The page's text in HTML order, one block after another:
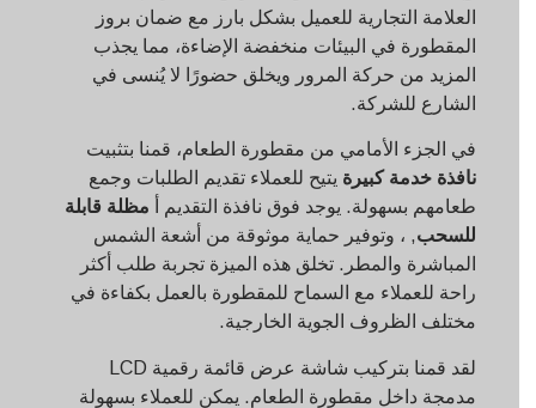
العلامة التجارية للعميل بشكل بارز مع ضمان بروز
المقطورة في البيئات منخفضة الإضاءة، مما يجذب
المزيد من حركة المرور ويخلق حضورًا لا يُنسى في
الشارع للشركة.
في الجزء الأمامي من مقطورة الطعام، قمنا بتثبيت
نافذة خدمة كبيرةيتيح للعملاء تقديم الطلبات وجمع
طعامهم بسهولة. يوجد فوق نافذة التقديم أمظلة قابلة
للسحب, ، وتوفير حماية موثوقة من أشعة الشمس
المباشرة والمطر. تخلق هذه الميزة تجربة طلب أكثر
راحة للعملاء مع السماح للمقطورة بالعمل بكفاءة في
مختلف الظروف الجوية الخارجية.
لقد قمنا بتركيب شاشة عرض قائمة رقمية LCD
مدمجة داخل مقطورة الطعام. يمكن للعملاء بسهولة